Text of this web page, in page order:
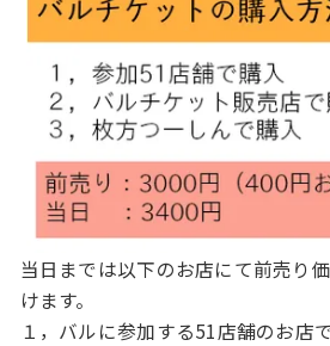
当日までは以下のお店にて前売り
けます。
１，バルに参加する51店舗のお店